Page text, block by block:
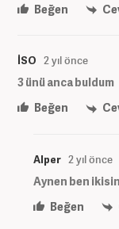
Beğen
İSO 2 yıl önce
3 ünü anca buldum
Beğen
Alper 2 yıl önce
Aynen ben
Beğen